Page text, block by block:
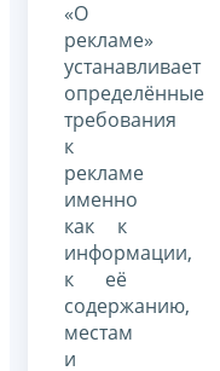
«О
рекламе»
устанавливает
определённые
требования
к
рекламе
именно
как к
информации,
к её
содержанию,
местам
и